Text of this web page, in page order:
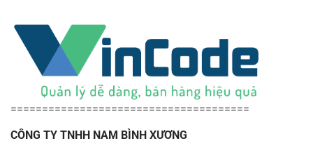
======================================
CÔNG TY TNHH NAM BÌNH XƯƠNG